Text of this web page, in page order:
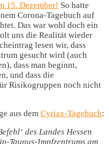
15. Dezember! So hatte
Corona-Tagebuch auf
Das war wohl doch ein
uns die Realität wieder
lesen wir, dass
gesucht wird (auch
dass man beginnt,
und dass die
Risikogruppen noch nicht
aus dem Cyriax-Tagebuch:
des Landes Hessen
Taunus-Impfzentrums am